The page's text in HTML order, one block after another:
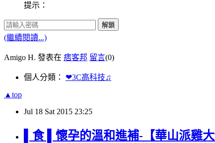
提示：
解鎖
(繼續閱讀...)
Amigo H. 發表在 痞客邦 留言(0)
個人分類： ❤3C高科技♫
▲top
Jul 18 Sat 2015 23:25
▌食 ▌懷孕的溫和進補-【華山派雞